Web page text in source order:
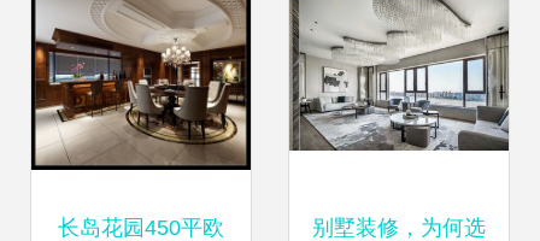
活美学 选
长岛花园450平欧 别墅装修，为何选